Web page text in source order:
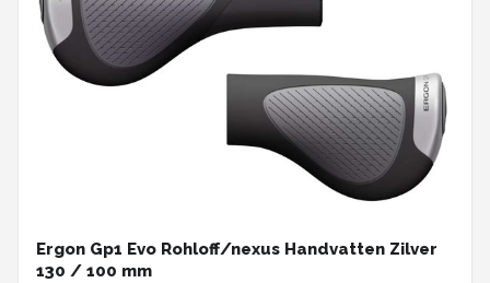
Ergon Gp1 Evo Rohloff/nexus Handvatten Zilver
130 / 100 mm